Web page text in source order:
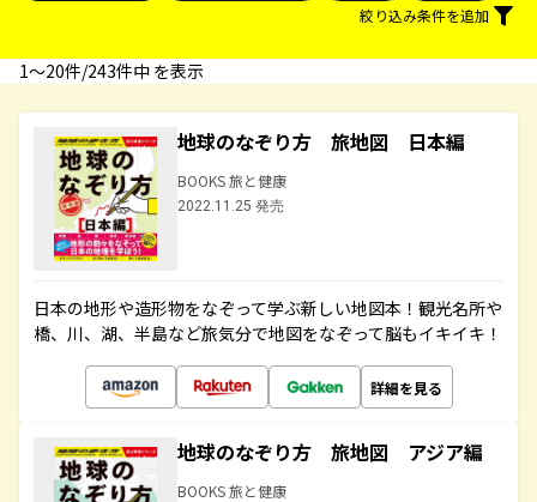
絞り込み条件を追加
1〜20件/243件中 を表示
地球のなぞり方 旅地図 日本編
BOOKS 旅と健康
2022.11.25 発売
日本の地形や造形物をなぞって学ぶ新しい地図本！観光名所や
橋、川、湖、半島など旅気分で地図をなぞって脳もイキイキ！
詳細を見る
地球のなぞり方 旅地図 アジア編
BOOKS 旅と健康